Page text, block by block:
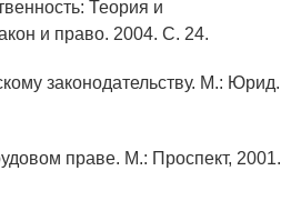
Теория и
и право. 2004. С. 24.
законодательству. М.: Юрид.
праве. М.: Проспект, 2001.